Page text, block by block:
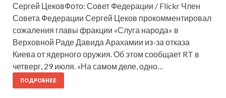
Сергей ЦековФото: Совет Федерации / Flickr Член
Совета Федерации Сергей Цеков прокомментировал
сожаления главы фракции «Слуга народа» в
Верховной Раде Давида Арахамии из-за отказа
Киева от ядерного оружия. Об этом сообщает RT в
четверг, 29 июля. «На самом деле, одно…
ПОДРОБНЕЕ